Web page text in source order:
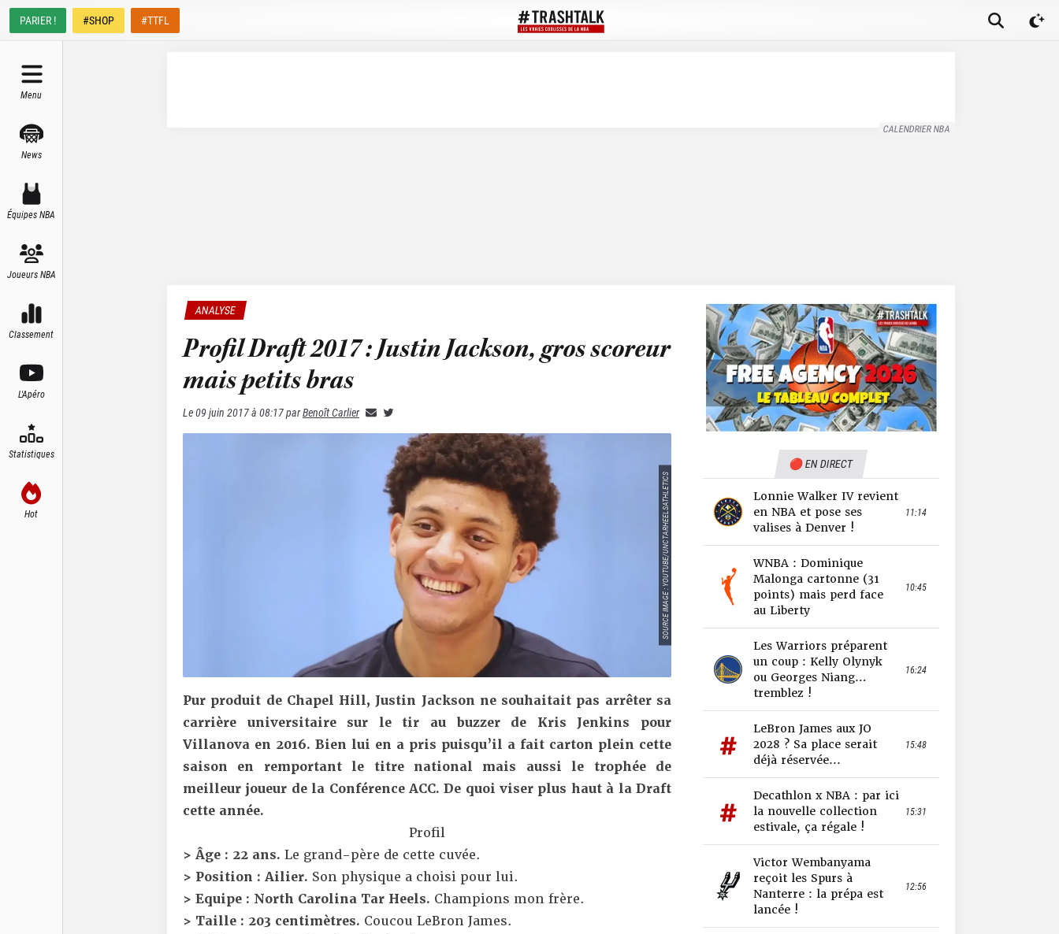
PARIER ! #SHOP #TTFL
Menu
News
Équipes NBA
Joueurs NBA
Classement
L'Apéro
Statistiques
Hot
CALENDRIER NBA
ANALYSE
Profil Draft 2017 : Justin Jackson, gros scoreur
mais petits bras
Le09 juin 2017 à 08:17parBenoît Carlier
SOURCE IMAGE : YOUTUBE/UNCTARHEELSATHLETICS
Pur produit de Chapel Hill, Justin Jackson ne souhaitait pas arrêter sa
carrière universitaire sur le tir au buzzer de Kris Jenkins pour
Villanova en 2016. Bien lui en a pris puisqu’il a fait carton plein cette
saison en remportant le titre national mais aussi le trophée de
meilleur joueur de la Conférence ACC. De quoi viser plus haut à la Draft
cette année.
Profil
> Âge : 22 ans. Le grand-père de cette cuvée.
> Position : Ailier. Son physique a choisi pour lui.
> Equipe : North Carolina Tar Heels. Champions mon frère.
> Taille : 203 centimètres. Coucou LeBron James.
🔴 EN DIRECT
Lonnie Walker IV revient
en NBA et pose ses
valises à Denver !
11:14
WNBA : Dominique
Malonga cartonne (31
points) mais perd face
au Liberty
10:45
Les Warriors préparent
un coup : Kelly Olynyk
ou Georges Niang…
tremblez !
16:24
LeBron James aux JO
2028 ? Sa place serait
déjà réservée...
15:48
Decathlon x NBA : par ici
la nouvelle collection
estivale, ça régale !
15:31
Victor Wembanyama
reçoit les Spurs à
Nanterre : la prépa est
lancée !
12:56